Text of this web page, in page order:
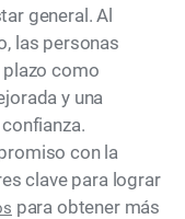
general. Al
las personas
como
y una
con la
clave para lograr
para obtener más